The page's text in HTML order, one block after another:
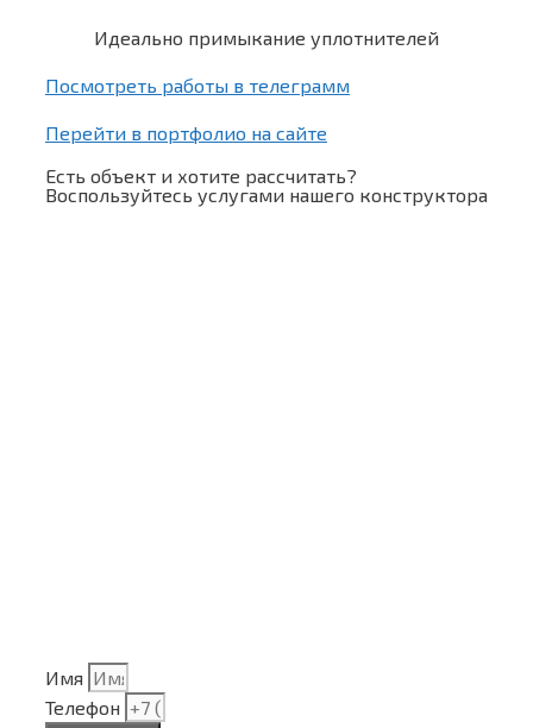
Идеально примыкание уплотнителей
Посмотреть работы в телеграмм
Перейти в портфолио на сайте
Есть объект и хотите рассчитать?
Воспользуйтесь услугами нашего конструктора
Имя
Телефон